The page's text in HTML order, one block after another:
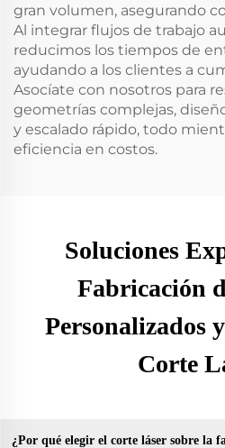
gran volumen, asegurando
Al integrar flujos de trabajo
reducimos los tiempos de
ayudando a los clientes a
Asocíate con nosotros para
geometrías complejas,
y escalado rápido, todo
eficiencia en costos.
Soluciones
Fabricación
Personalizados
Corte
¿Por qué elegir el corte láser sobre la